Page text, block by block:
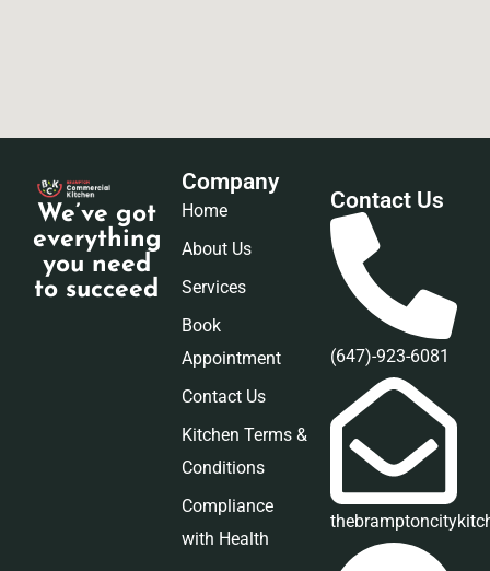
We’ve got
everything
you need
to succeed
Company
Home
About Us
Services
Book
Appointment
Contact Us
Kitchen Terms &
Conditions
Compliance
with Health
Contact Us
(647)-923-6081